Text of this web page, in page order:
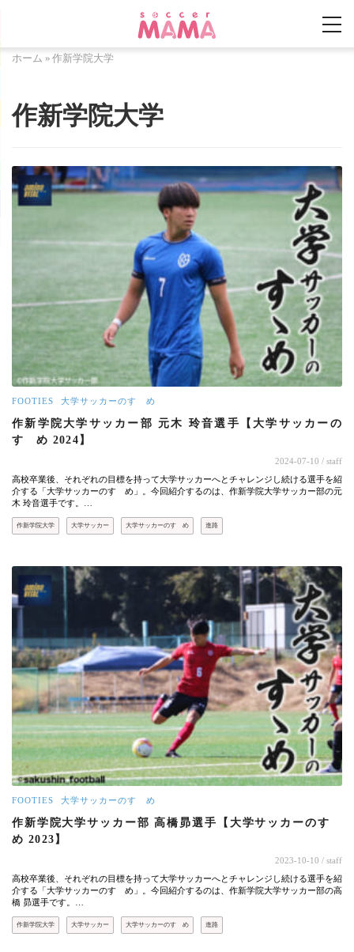
ホーム » 作新学院大学
作新学院大学
FOOTIES 大学サッカーのすゝめ
作新学院大学サッカー部 元木 玲音選手【大学サッカーの
すゝめ 2024】
2024-07-10 / staff
高校卒業後、それぞれの目標を持って大学サッカーへとチャレンジし続ける選手を紹
介する「大学サッカーのすゝめ」。今回紹介するのは、作新学院大学サッカー部の元
木 玲音選手です。…
作新学院大学 大学サッカー 大学サッカーのすゝめ 進路
FOOTIES 大学サッカーのすゝめ
作新学院大学サッカー部 高橋昴選手【大学サッカーのすゝ
め 2023】
2023-10-10 / staff
高校卒業後、それぞれの目標を持って大学サッカーへとチャレンジし続ける選手を紹
介する「大学サッカーのすゝめ」。今回紹介するのは、作新学院大学サッカー部の高
橋 昴選手です。…
作新学院大学 大学サッカー 大学サッカーのすゝめ 進路